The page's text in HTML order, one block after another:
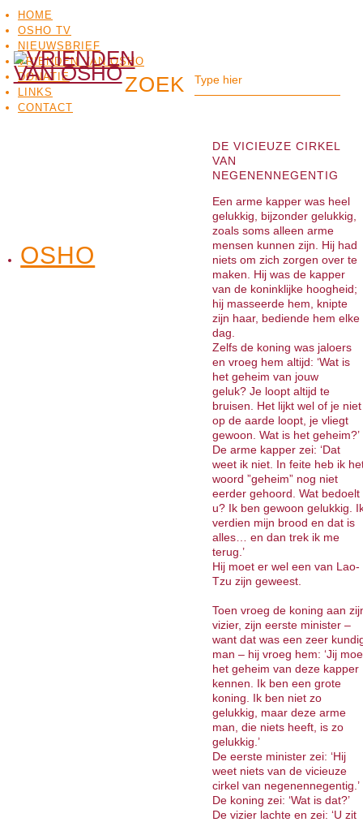
HOME
OSHO TV
NIEUWSBRIEF
VRIENDEN VAN OSHO
DONATIE
LINKS
CONTACT
OSHOOSHO MEDITATIE
DE VICIEUZE CIRKEL
VAN
NEGENENNEGENTIG
Een arme kapper was heel
gelukkig, bijzonder gelukkig,
zoals soms alleen arme
mensen kunnen zijn. Hij had
niets om zich zorgen over te
maken. Hij was de kapper
van de koninklijke hoogheid;
hij masseerde hem, knipte
zijn haar, bediende hem elke
dag.
Zelfs de koning was jaloers
en vroeg hem altijd: ‘Wat is
het geheim van jouw
geluk? Je loopt altijd te
bruisen. Het lijkt wel of je niet
op de aarde loopt, je vliegt
gewoon. Wat is het geheim?’
De arme kapper zei: ‘Dat
weet ik niet. In feite heb ik
woord ”geheim” nog niet
eerder gehoord. Wat bedoelt
u? Ik ben gewoon gelukkig.
verdien mijn brood en dat is
alles… en dan trek ik me
terug.’
Hij moet er wel een van Lao-
Tzu zijn geweest.
Toen vroeg de koning aan
vizier, zijn eerste minister –
want dat was een zeer
man – hij vroeg hem: ‘Jij
het geheim van deze kapper
kennen. Ik ben een grote
koning. Ik ben niet zo
gelukkig, maar deze arme
man, die niets heeft, is zo
gelukkig.’
De eerste minister zei: ‘Hij
weet niets van de vicieuze
cirkel van negenennegentig.’
De koning zei: ‘Wat is dat?’
De vizier lachte en zei: ‘U zit